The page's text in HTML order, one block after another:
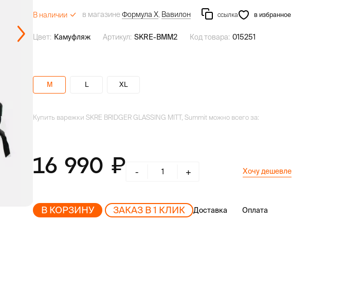
В наличии в магазинеФормула Х, Вавилон ссылка в избранное
Цвет: Камуфляж Артикул: SKRE-BMM2 Код товара: 015251
M L XL
Купить варежки SKRE BRIDGER GLASSING MITT, Summit можно всего за:
16 990 - + Хочу дешевле
В КОРЗИНУ ЗАКАЗ В 1 КЛИК Доставка Оплата